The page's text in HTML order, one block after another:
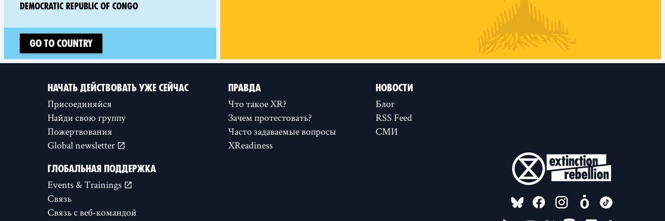
DEMOCRATIC REPUBLIC OF CONGO
Go to country
НАЧАТЬ ДЕЙСТВОВАТЬ УЖЕ СЕЙЧАС
Присоединяйся
Найди свою группу
Пожертвования
Global newsletter
ПРАВДА
Что такое XR?
Зачем протестовать?
Часто задаваемые вопросы
XReadiness
НОВОСТИ
Блог
RSS Feed
СМИ
ГЛОБАЛЬНАЯ ПОДДЕРЖКА
Events & Trainings
Связь
Связь с веб-командой
FOLLOW US ON